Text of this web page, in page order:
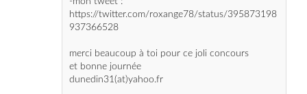
merci beaucoup à toi pour ce joli concours
et bonne journée
Répondre